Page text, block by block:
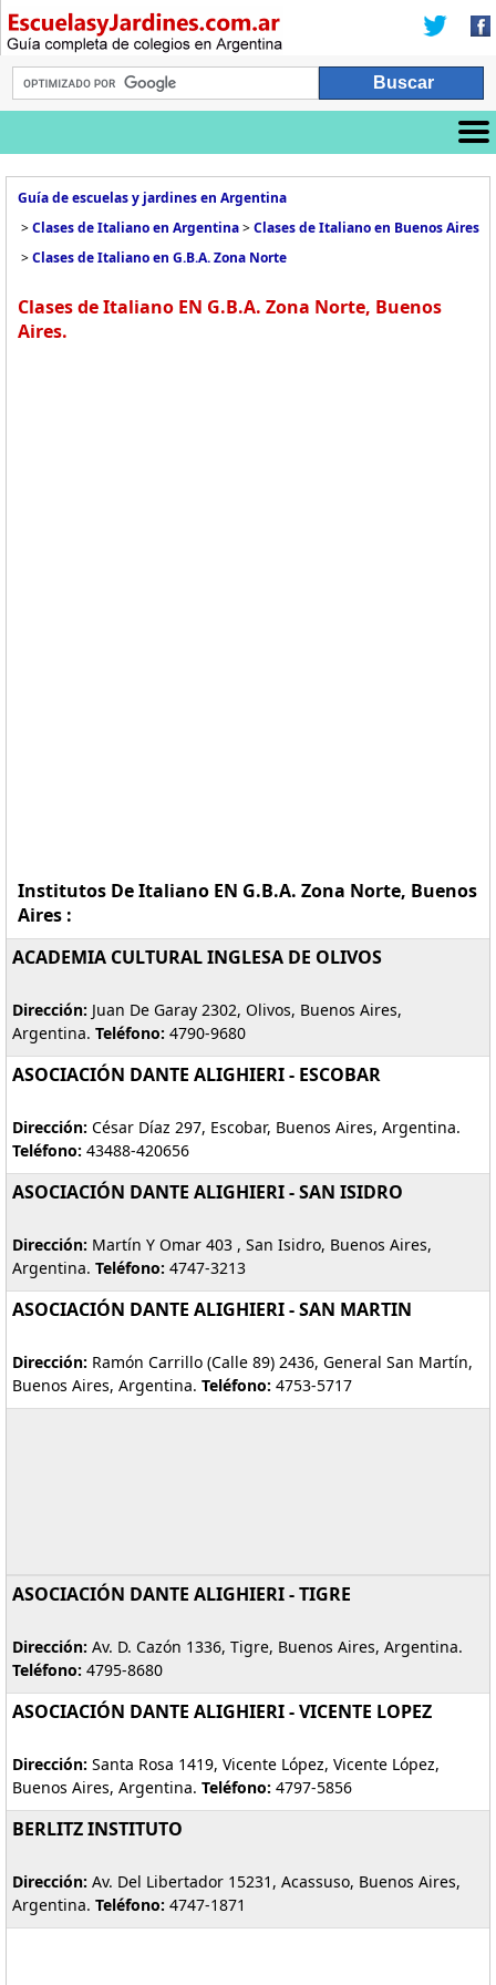
Guía de escuelas y jardines en Argentina
>Clases de Italiano en Argentina>Clases de Italiano en Buenos Aires
>Clases de Italiano en G.B.A. Zona Norte
Clases de Italiano EN G.B.A. Zona Norte, Buenos
Aires.
Institutos De Italiano EN G.B.A. Zona Norte, Buenos
Aires :
ACADEMIA CULTURAL INGLESA DE OLIVOS
Dirección: Juan De Garay 2302, Olivos, Buenos Aires,
Argentina. Teléfono: 4790-9680
ASOCIACIÓN DANTE ALIGHIERI - ESCOBAR
Dirección: César Díaz 297, Escobar, Buenos Aires, Argentina.
Teléfono: 43488-420656
ASOCIACIÓN DANTE ALIGHIERI - SAN ISIDRO
Dirección: Martín Y Omar 403 , San Isidro, Buenos Aires,
Argentina. Teléfono: 4747-3213
ASOCIACIÓN DANTE ALIGHIERI - SAN MARTIN
Dirección: Ramón Carrillo (calle 89) 2436, General San Martín,
Buenos Aires, Argentina. Teléfono: 4753-5717
ASOCIACIÓN DANTE ALIGHIERI - TIGRE
Dirección: Av. D. Cazón 1336, Tigre, Buenos Aires, Argentina.
Teléfono: 4795-8680
ASOCIACIÓN DANTE ALIGHIERI - VICENTE LOPEZ
Dirección: Santa Rosa 1419, Vicente López, Vicente López,
Buenos Aires, Argentina. Teléfono: 4797-5856
BERLITZ INSTITUTO
Dirección: Av. Del Libertador 15231, Acassuso, Buenos Aires,
Argentina. Teléfono: 4747-1871